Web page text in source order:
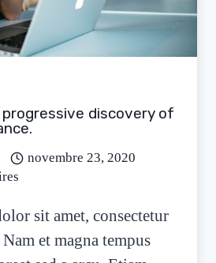
discovery of
novembre 23, 2020
sit amet, consectetur
et magna tempus